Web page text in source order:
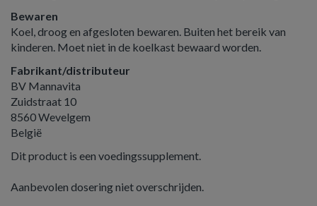
Bewaren
Koel, droog en afgesloten bewaren. Buiten het bereik van
kinderen. Moet niet in de koelkast bewaard worden.
Fabrikant/distributeur
BV Mannavita
Zuidstraat 10
8560 Wevelgem
België
Dit product is een voedingssupplement.
Aanbevolen dosering niet overschrijden.